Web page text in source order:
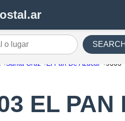
lugar
Santa Cruz El Pan De Azucar 9303
EL PAN